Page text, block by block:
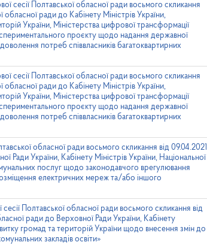
сесії Полтавської обласної ради восьмого скликання
ради до Кабінету Міністрів України,
України, Міністерства цифрової трансформації
проєкту щодо надання державної
потреб співвласників багатоквартирних
сесії Полтавської обласної ради восьмого скликання
ради до Кабінету Міністрів України,
України, Міністерства цифрової трансформації
проєкту щодо надання державної
потреб співвласників багатоквартирних
обласної ради восьмого скликання від 09.04.2021
України, Кабінету Міністрів України, Національної
послуг щодо законодавчого врегулювання
електричних мереж та/або іншого
Полтавської обласної ради восьмого скликання від
ради до Верховної Ради України, Кабінету
громад та територій України щодо внесення змін до
закладів освіти»